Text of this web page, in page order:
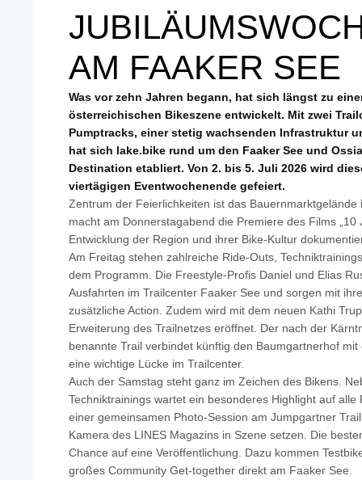
AM FAAKER SEE
Was vor zehn Jahren begann, hat sich längst zu
österreichischen Bikeszene entwickelt. Mit zwei
Pumptracks, einer stetig wachsenden Infrastruktur
hat sich lake.bike rund um den Faaker See und
Destination etabliert. Von 2. bis 5. Juli 2026 wird
viertägigen Eventwochenende gefeiert.
Zentrum der Feierlichkeiten ist das Bauernmarktgelände
macht am Donnerstagabend die Premiere des Films „10
Entwicklung der Region und ihrer Bike-Kultur
Am Freitag stehen zahlreiche Ride-Outs,
dem Programm. Die Freestyle-Profis Daniel und Elias
Ausfahrten im Trailcenter Faaker See und sorgen mit
zusätzliche Action. Zudem wird mit dem neuen Kathi
Erweiterung des Trailnetzes eröffnet. Der nach der
benannte Trail verbindet künftig den Baumgartnerhof
eine wichtige Lücke im Trailcenter.
Auch der Samstag steht ganz im Zeichen des Bikens.
Techniktrainings wartet ein besonderes Highlight auf
einer gemeinsamen Photo-Session am Jumpgartner
Kamera des LINES Magazins in Szene setzen. Die
Chance auf eine Veröffentlichung. Dazu kommen
großes Community Get-together direkt am Faaker See.